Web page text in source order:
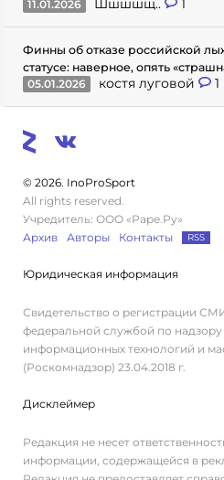
11.01.2026
Шшшшщ.. 1
Финны об отказе российской
статусе: наверное, опять
05.01.2026
костя луговой 1
© 2026. InoProSport
All rights reserved.
Учредитель: ООО «Раре.Ру»
Архив
Авторы Контакты RSS
Юридическая информация
Свидетельство о регистрации
федеральной службой по надзору
информационных технологий и
(Роскомнадзор) 23.04.2018 г.
Дисклеймер
Редакция не несет
информации, содержащейся в